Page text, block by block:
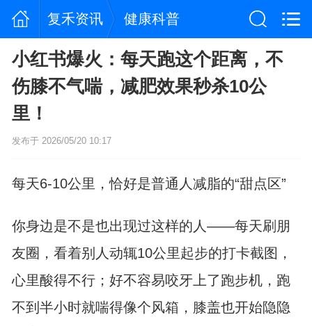
复禾资讯 健康科普
小红书爆火：每天跑这个距离，不
伤膝不气喘，减肥效果秒杀10公
里！
发布于 2026/05/20 10:17
每天6-10公里，恰好是普通人减脂的“甜点区”
你身边是不是也出现过这样的人——每天刷朋
友圈，看着别人动辄10公里起步的打卡截图，
心里酸得不行；好不容易咬牙上了跑步机，跑
不到半小时就喘得像个风箱，膝盖也开始隐隐